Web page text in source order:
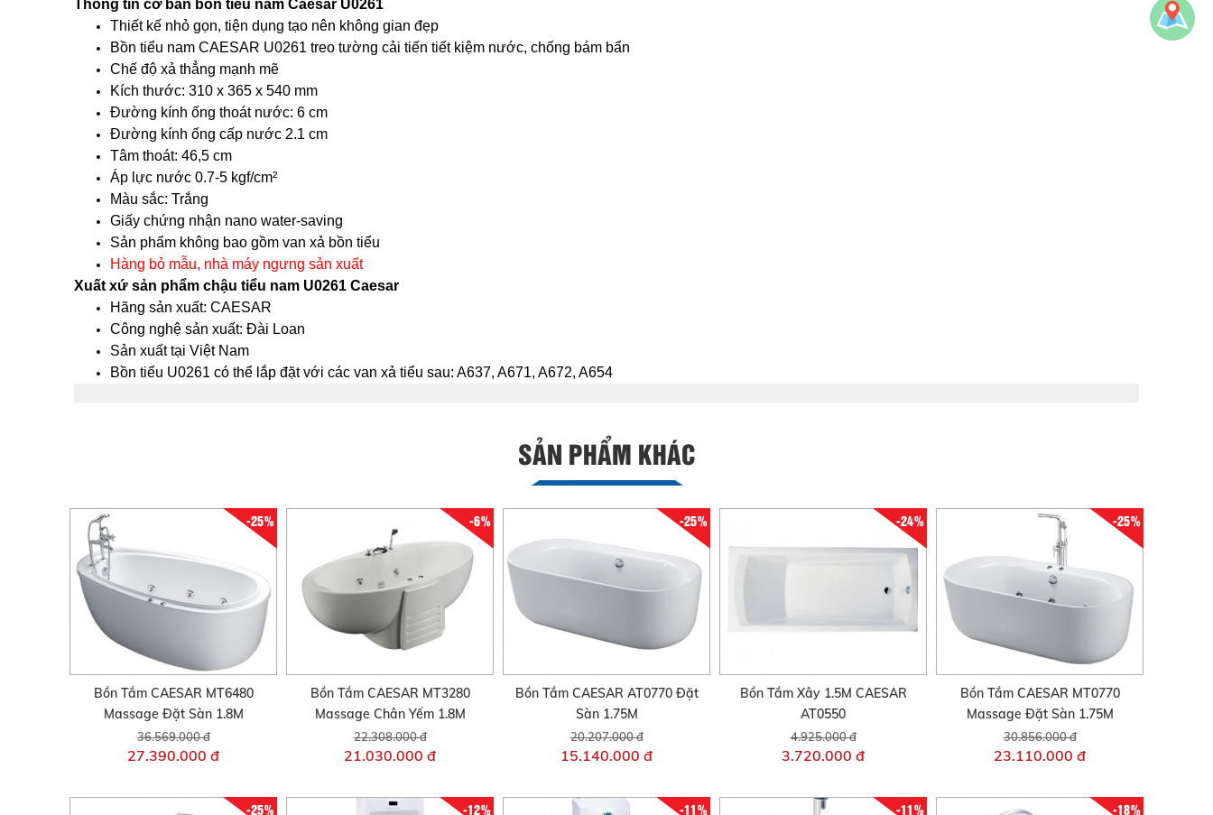
Thông tin cơ bản bồn tiểu nam Caesar U0261
Thiết kế nhỏ gọn, tiện dụng tạo nên không gian đẹp
Bồn tiểu nam CAESAR U0261 treo tường cải tiến tiết kiệm nước, chống bám bẩn
Chế độ xả thẳng mạnh mẽ
Kích thước: 310 x 365 x 540 mm
Đường kính ống thoát nước: 6 cm
Đường kính ống cấp nước 2.1 cm
Tâm thoát: 46,5 cm
Áp lực nước 0.7-5 kgf/cm²
Màu sắc: Trắng
Giấy chứng nhận nano water-saving
Sản phẩm không bao gồm van xả bồn tiểu
Hàng bỏ mẫu, nhà máy ngưng sản xuất
Xuất xứ sản phẩm chậu tiểu nam U0261 Caesar
Hãng sản xuất: CAESAR
Công nghệ sản xuất: Đài Loan
Sản xuất tại Việt Nam
Bồn tiểu U0261 có thể lắp đặt với các van xả tiểu sau: A637, A671, A672, A654
SẢN PHẨM KHÁC
-25%
Bồn Tắm CAESAR MT6480
Massage Đặt Sàn 1.8M
36.569.000 đ
27.390.000 đ
-6%
Bồn Tắm CAESAR MT3280
Massage Chân Yếm 1.8M
22.308.000 đ
21.030.000 đ
-25%
Bồn Tắm CAESAR AT0770 Đặt
Sàn 1.75M
20.207.000 đ
15.140.000 đ
-24%
Bồn Tắm Xây 1.5M CAESAR
AT0550
4.925.000 đ
3.720.000 đ
-25%
Bồn Tắm CAESAR MT0770
Massage Đặt Sàn 1.75M
30.856.000 đ
23.110.000 đ
-25% -12% -11% -11% -18%